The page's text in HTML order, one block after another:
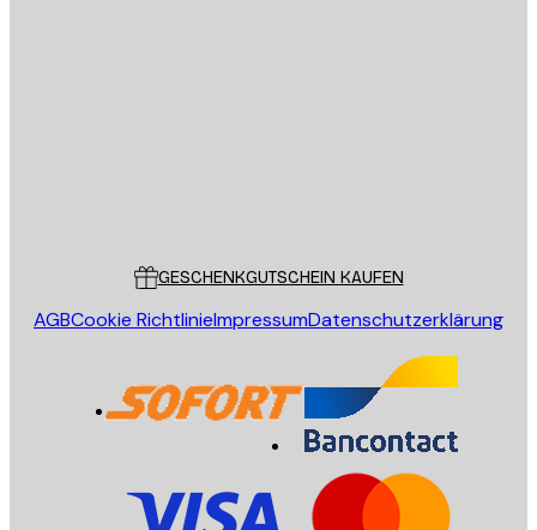
GESCHENKGUTSCHEIN KAUFEN
AGBCookie RichtlinieImpressumDatenschutzerklärung